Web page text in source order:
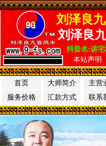
首页
联系
汇款方式
服务价格
主营
刘泽良
大师简介
本站声明
刘泽良
抖音名:讲